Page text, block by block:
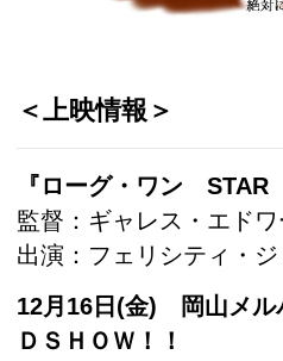
＜上映情報＞
『ローグ・ワン
監督：ギャレス・エド
出演：フェリシティ・
12月16日(金) 岡山メ
ＤＳＨＯＷ！！